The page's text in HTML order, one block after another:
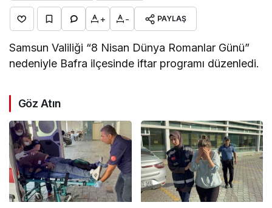
+ - PAYLAŞ
Samsun Valiliği “8 Nisan Dünya Romanlar Günü”
nedeniyle Bafra ilçesinde iftar programı düzenledi.
Göz Atın